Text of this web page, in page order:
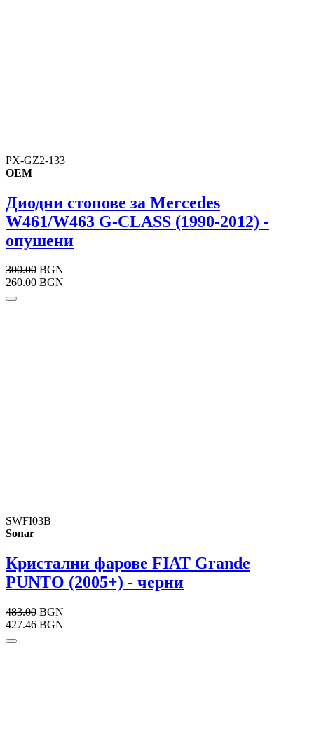
PX-GZ2-133
OEM
Диодни стопове за Mercedes
W461/W463 G-CLASS (1990-2012) -
опушени
300.00 BGN
260.00 BGN
SWFI03B
Sonar
Кристални фарове FIAT Grande
PUNTO (2005+) - черни
483.00 BGN
427.46 BGN